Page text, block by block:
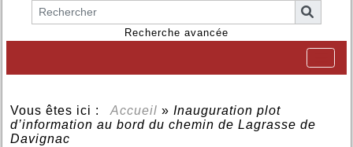
Recherche avancée
Vous êtes ici : Accueil » Inauguration plot
d’information au bord du chemin de Lagrasse de
Davignac